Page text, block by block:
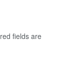
fields are